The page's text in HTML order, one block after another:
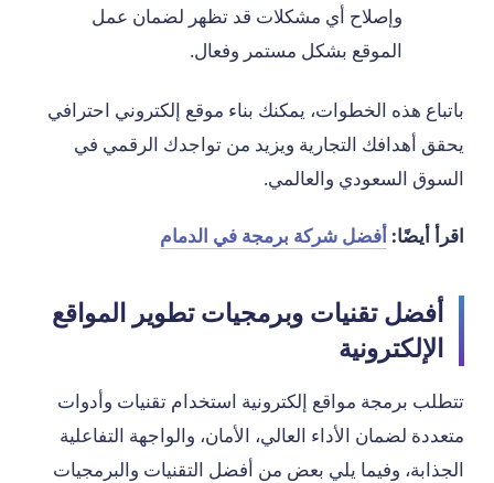
وإصلاح أي مشكلات قد تظهر لضمان عمل
الموقع بشكل مستمر وفعال.
باتباع هذه الخطوات، يمكنك بناء موقع إلكتروني احترافي
يحقق أهدافك التجارية ويزيد من تواجدك الرقمي في
السوق السعودي والعالمي.
اقرأ أيضًا: أفضل شركة برمجة في الدمام
أفضل تقنيات وبرمجيات تطوير المواقع
الإلكترونية
تتطلب برمجة مواقع إلكترونية استخدام تقنيات وأدوات
متعددة لضمان الأداء العالي، الأمان، والواجهة التفاعلية
الجذابة، وفيما يلي بعض من أفضل التقنيات والبرمجيات